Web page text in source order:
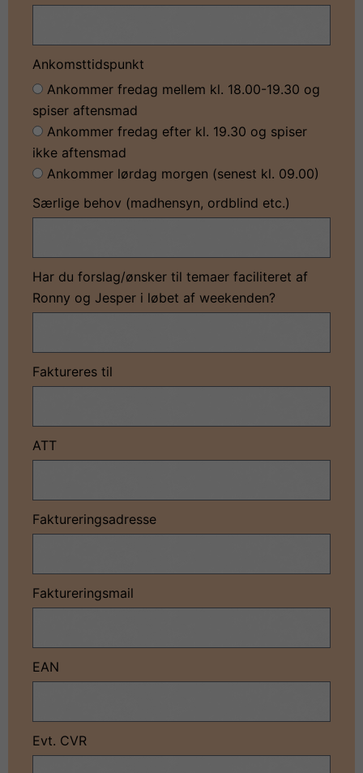
Ankomsttidspunkt
Ankommer fredag mellem kl. 18.00-19.30 og
spiser aftensmad
Ankommer fredag efter kl. 19.30 og spiser
ikke aftensmad
Ankommer lørdag morgen (senest kl. 09.00)
Særlige behov (madhensyn, ordblind etc.)
Har du forslag/ønsker til temaer faciliteret af
Ronny og Jesper i løbet af weekenden?
Faktureres til
ATT
Faktureringsadresse
Faktureringsmail
EAN
Evt. CVR